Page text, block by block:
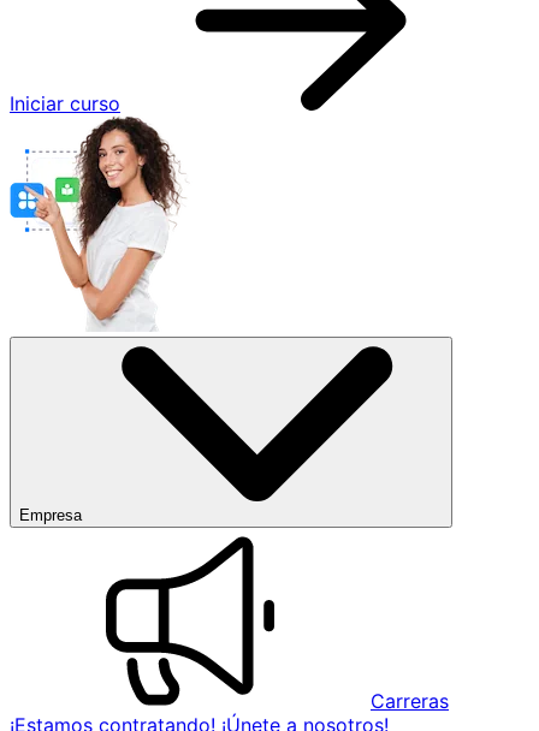
Iniciar curso
Empresa
Carreras
¡Estamos contratando! ¡Únete a nosotros!